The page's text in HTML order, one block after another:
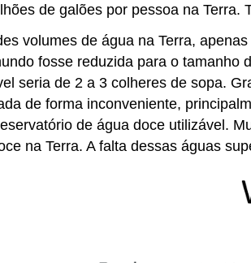
de galões por pessoa na
volumes de água na Terra,
fosse reduzida para o
seria de 2 a 3 colheres de sopa.
de forma inconveniente,
de água doce utilizável.
na Terra. A falta dessas águas